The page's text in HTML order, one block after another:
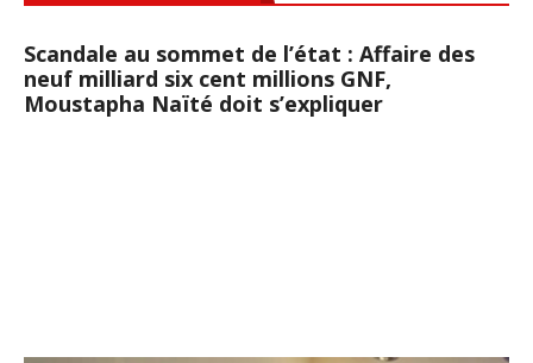
Scandale au sommet de l’état : Affaire des
neuf milliard six cent millions GNF,
Moustapha Naïté doit s’expliquer